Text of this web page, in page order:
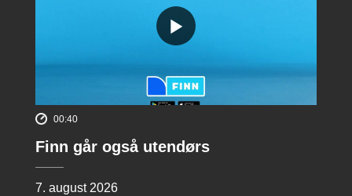
00:40
Finn går også utendørs
7. august 2026